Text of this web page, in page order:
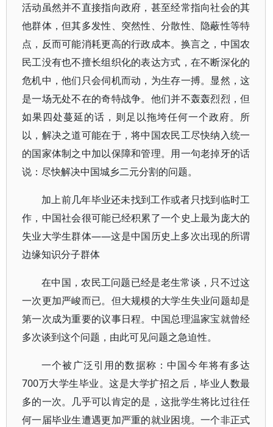
活动虽然并不直接指向政府，甚至经常指向社会的其
他群体，但其多发性、突然性、分散性、隐蔽性等特
点，反而可能消耗更高的行政成本。换言之，中国农
民工没有也不擅长组织化的表达方式，在不断深化的
危机中，他们只会伺机而动，为生存一搏。显然，这
是一场无处不在的奇特战争。他们并不轰轰烈烈，但
如果四处蔓延的话，则足以拖垮任何一个政府。所
以，解决之道可能在于，将中国农民工尽快纳入统一
的国家体制之中加以保障和管理。用一句老掉牙的话
说：尽快解决中国城乡二元分割的问题。
加上前几年毕业还未找到工作或者只找到临时工
作，中国社会很可能已经积累了一个史上最为庞大的
失业大学生群体——这是中国历史上多次出现的所谓
边缘知识分子群体
在中国，农民工问题已经是老生常谈，只不过这
一次更加严峻而已。但大规模的大学生失业问题却是
第一次成为重要的议事日程。中国总理温家宝就曾经
多次谈到这个问题，由此可见问题之急迫性。
一个被广泛引用的数据称：中国今年将有多达
700万大学生毕业。这是大学扩招之后，毕业人数最
多的一次。几乎可以肯定的是，这批学生将比过往任
何一届毕业生遭遇更加严重的就业困境。一个非正式